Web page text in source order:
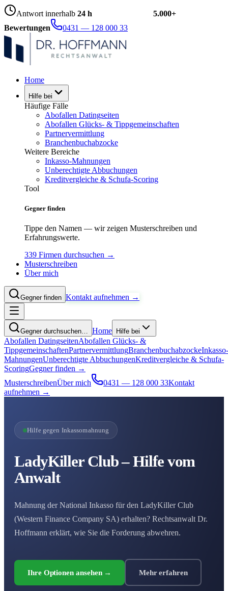
Antwort innerhalb 24 h
5.000+
Bewertungen
0431 — 128 000 33
Home
Hilfe bei
Häufige Fälle
Abofallen Datingseiten
Abofallen Glücks- & Tippgemeinschaften
Partnervermittlung
Branchenbuchabzocke
Weitere Bereiche
Inkasso-Mahnungen
Unberechtigte Abbuchungen
Kreditvergleiche & Schufa-Scoring
Tool
Gegner finden
Tippe den Namen — wir zeigen Musterschreiben und
Erfahrungswerte.
339 Firmen durchsuchen →
Musterschreiben
Über mich
Gegner finden Kontakt aufnehmen →
Gegner durchsuchen… Home Hilfe bei
Abofallen DatingseitenAbofallen Glücks- &
TippgemeinschaftenPartnervermittlungBranchenbuchabzockeInkasso-
MahnungenUnberechtigte AbbuchungenKreditvergleiche & Schufa-
ScoringGegner finden →
MusterschreibenÜber mich 0431 — 128 000 33Kontakt
aufnehmen →
Hilfe gegen Inkassomahnung
LadyKiller Club – Hilfe vom
Anwalt
Mahnung der National Inkasso für den LadyKiller Club
(Western Finance Company SA) erhalten? Rechtsanwalt Dr.
Hoffmann erklärt, wie Sie die Forderung abwehren.
Ihre Optionen ansehen → Mehr erfahren